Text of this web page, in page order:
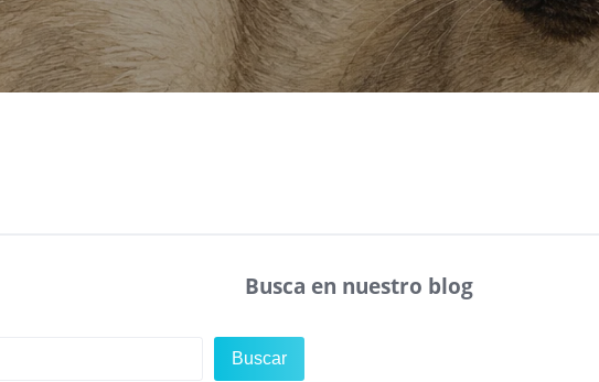
Busca en nuestro blog
Buscar